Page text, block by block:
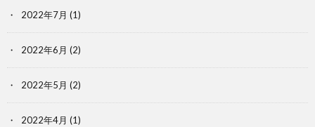
2022年7月 (1)
2022年6月 (2)
2022年5月 (2)
2022年4月 (1)